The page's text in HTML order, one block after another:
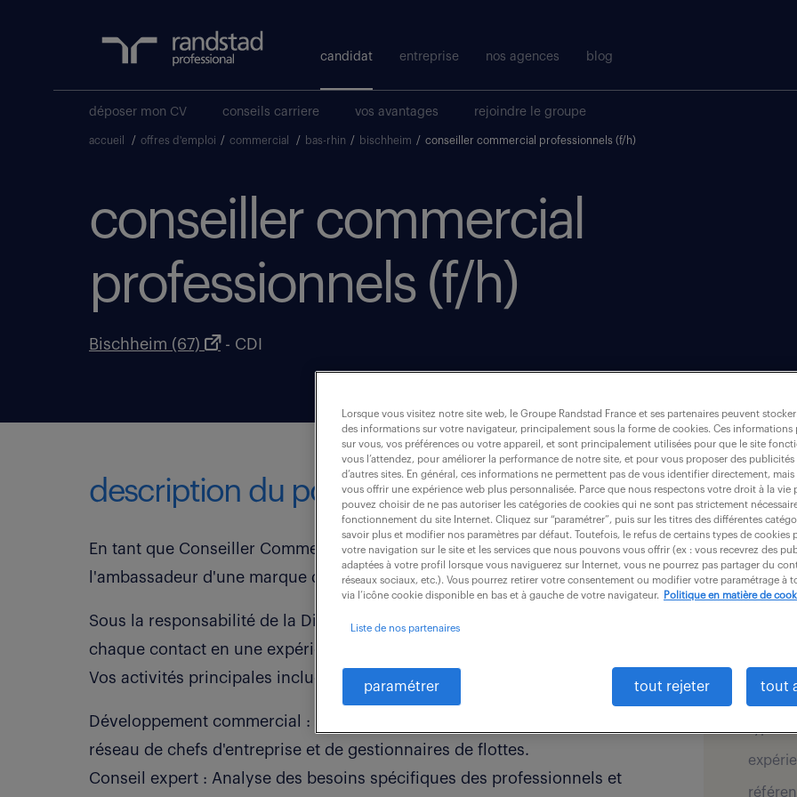
candidat entreprise nos agences blog
déposer mon CV conseils carriere vos avantages rejoindre le groupe
accueil / offres d'emploi / commercial / bas-rhin / bischheim / conseiller commercial professionnels (f/h)
conseiller commercial
professionnels (f/h)
Bischheim (67) - CDI
description du poste
En tant que Conseiller Commercial Sociétés BtoB (F/H), vous devenez
l'ambassadeur d'une marque dynamique située à Bischheim.
Sous la responsabilité de la Direction, votre mission consiste à transformer
chaque contact en une expérience client unique.
Vos activités principales incluent :
Développement commercial : Prospection active et développement d'un
réseau de chefs d'entreprise et de gestionnaires de flottes.
Conseil expert : Analyse des besoins spécifiques des professionnels et
offre
Lorsque vous visitez notre site web, le Groupe Randstad France et ses partenaires peuvent
des informations sur votre navigateur, principalement sous la forme de cookies. Ces informations
sur vous, vos préférences ou votre appareil, et sont principalement utilisées pour que le site
vous l’attendez, pour améliorer la performance de notre site, et pour vous proposer des publicités
d’autres sites. En général, ces informations ne permettent pas de vous identifier directement,
vous offrir une expérience web plus personnalisée. Parce que nous respectons votre droit à la vie
pouvez choisir de ne pas autoriser les catégories de cookies qui ne sont pas strictement
fonctionnement du site Internet. Cliquez sur “paramétrer”, puis sur les titres des différentes
savoir plus et modifier nos paramètres par défaut. Toutefois, le refus de certains types de cookies
votre navigation sur le site et les services que nous pouvons vous offrir (ex : vous recevrez des
adaptées à votre profil lorsque vous naviguerez sur Internet, vous ne pourrez pas partager du
réseaux sociaux, etc.). Vous pourrez retirer votre consentement ou modifier votre paramétrage à
via l’icône cookie disponible en bas et à gauche de votre navigateur.
Politique en matière de
Liste de nos partenaires
paramétrer tout rejeter tout